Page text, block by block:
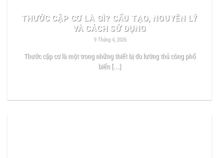
THƯỚC CẶP CƠ LÀ GÌ? CẤU TẠO, NGUYÊN LÝ
VÀ CÁCH SỬ DỤNG
9 Tháng 4, 2026
Thước cặp cơ là một trong những thiết bị đo lường thủ công phổ
biến [...]